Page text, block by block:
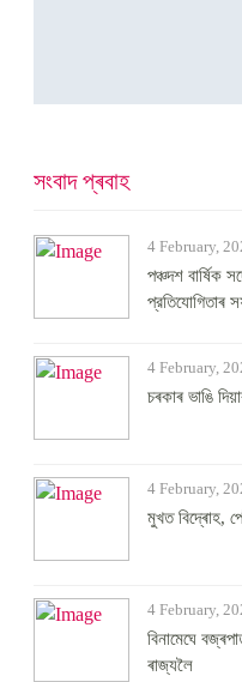
সংবাদ প্ৰবাহ
4 February,
পঞ্চদশ বার্ষিক
প্রতিযোগিতাৰ
4 February,
চৰকাৰ ভাঙি
4 February,
মুখত বিদ্ৰোহ,
4 February,
বিনামেঘে
ৰাজ্যলৈ